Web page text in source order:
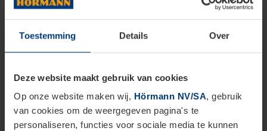
Toestemming Details Over
Deze website maakt gebruik van cookies
Op onze website maken wij, Hörmann NV/SA, gebruik
van cookies om de weergegeven pagina's te
personaliseren, functies voor sociale media te kunnen